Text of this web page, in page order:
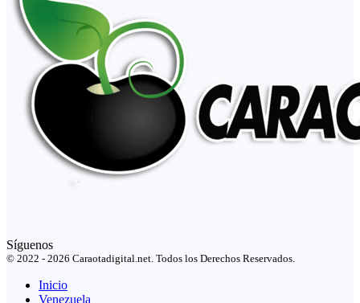
Síguenos
© 2022 - 2026 Caraotadigital.net. Todos los Derechos Reservados.
Inicio
Venezuela